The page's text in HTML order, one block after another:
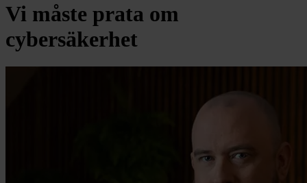
Vi måste prata om
cybersäkerhet